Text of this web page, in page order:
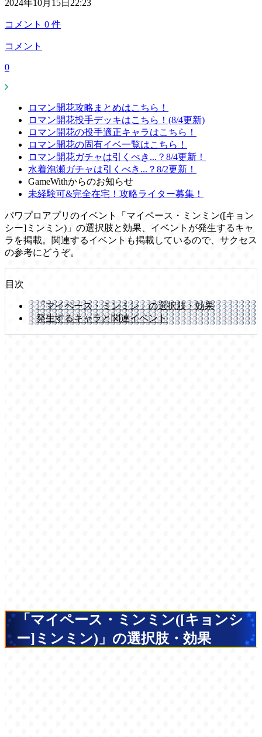
2024年10月15日22:23
コメント 0 件
コメント
0
ロマン開花攻略まとめはこちら！
ロマン開花投手デッキはこちら！(8/4更新)
ロマン開花の投手適正キャラはこちら！
ロマン開花の固有イベ一覧はこちら！
ロマン開花ガチャは引くべき...？8/4更新！
水着泡瀬ガチャは引くべき...？8/2更新！
GameWithからのお知らせ
未経験可&完全在宅！攻略ライター募集！
パワプロアプリのイベント「マイペース・ミンミン([キョン
シー]ミンミン)」の選択肢と効果、イベントが発生するキャ
ラを掲載。関連するイベントも掲載しているので、サクセス
の参考にどうぞ。
目次
「マイペース・ミンミン」の選択肢・効果
発生するキャラと関連イベント
「マイペース・ミンミン([キョンシ
ー]ミンミン)」の選択肢・効果